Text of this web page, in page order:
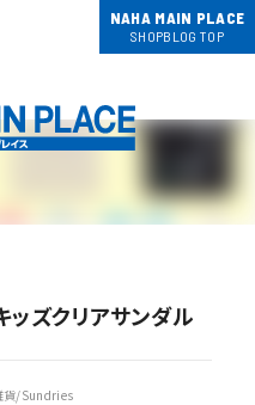
NAHA MAIN PLACE
SHOPBLOG TOP
ズクリアサンダル
貨/Sundries